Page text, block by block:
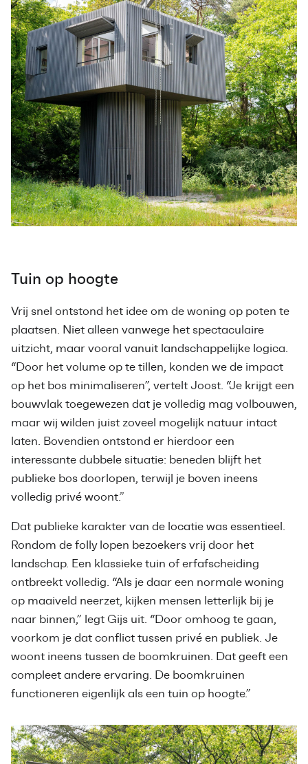
Tuin op hoogte
Vrij snel ontstond het idee om de woning op poten te
plaatsen. Niet alleen vanwege het spectaculaire
uitzicht, maar vooral vanuit landschappelijke logica.
“Door het volume op te tillen, konden we de impact
op het bos minimaliseren”, vertelt Joost. “Je krijgt een
bouwvlak toegewezen dat je volledig mag volbouwen,
maar wij wilden juist zoveel mogelijk natuur intact
laten. Bovendien ontstond er hierdoor een
interessante dubbele situatie: beneden blijft het
publieke bos doorlopen, terwijl je boven ineens
volledig privé woont.”
Dat publieke karakter van de locatie was essentieel.
Rondom de folly lopen bezoekers vrij door het
landschap. Een klassieke tuin of erfafscheiding
ontbreekt volledig. “Als je daar een normale woning
op maaiveld neerzet, kijken mensen letterlijk bij je
naar binnen,” legt Gijs uit. “Door omhoog te gaan,
voorkom je dat conflict tussen privé en publiek. Je
woont ineens tussen de boomkruinen. Dat geeft een
compleet andere ervaring. De boomkruinen
functioneren eigenlijk als een tuin op hoogte.”